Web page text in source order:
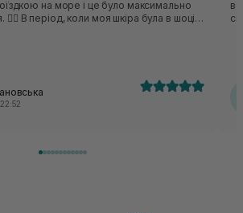
на море і це було максимально
в шоці
згорів на сонці, я нанесла йому
через короткий час набагато